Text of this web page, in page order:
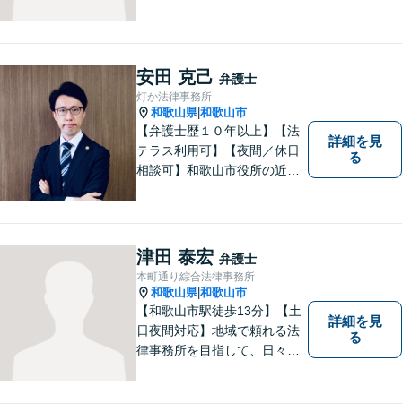
く対応可能。【地域に根ざし
た弁護士】法律トラブルでお
悩みの方は、お気軽にご相談
ください。
安田 克己 弁護士
灯か法律事務所
和歌山県|和歌山市
【弁護士歴１０年以上】【法
テラス利用可】【夜間／休日
相談可】和歌山市役所の近
す。一人で悩まず、まずはご
相談ください。あなたの灯り
となれるよう誠心誠意努めま
す。
詳細を見
る
津田 泰宏 弁護士
本町通り綜合法律事務所
和歌山県|和歌山市
【和歌山市駅徒歩13分】【土
日夜間対応】地域で頼れる法
律事務所を目指して、日々尽
民事事件など、幅広く対応可
詳細を見
る